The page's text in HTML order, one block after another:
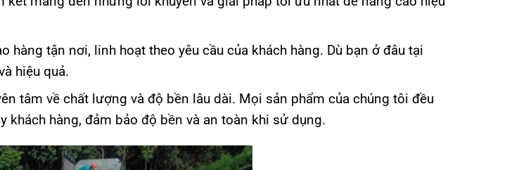
hàng tận nơi, linh hoạt theo yêu cầu của khách hàng. Dù bạn ở đâu tại
hiệu quả.
tâm về chất lượng và độ bền lâu dài. Mọi sản phẩm của chúng tôi đều
hàng, đảm bảo độ bền và an toàn khi sử dụng.